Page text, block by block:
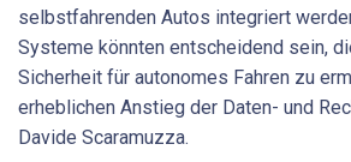
selbstfahrenden Autos integriert
Systeme könnten entscheidend sein,
Sicherheit für autonomes Fahren zu
erheblichen Anstieg der Daten- und
Davide Scaramuzza.